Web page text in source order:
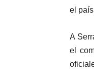
el
A
el